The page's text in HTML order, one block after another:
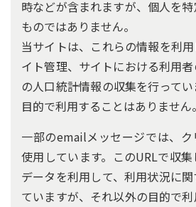
時などが含まれますが、個人を
ものではありません。
当サイトは、これらの情報を利
イト管理、サイトにおける利用
の人口統計情報の収集を行って
目的で利用することはありません。
一部のemailメッセージでは、ク
使用しています。このURLで収
データを利用して、利用状況に
ていますが、それ以外の目的で